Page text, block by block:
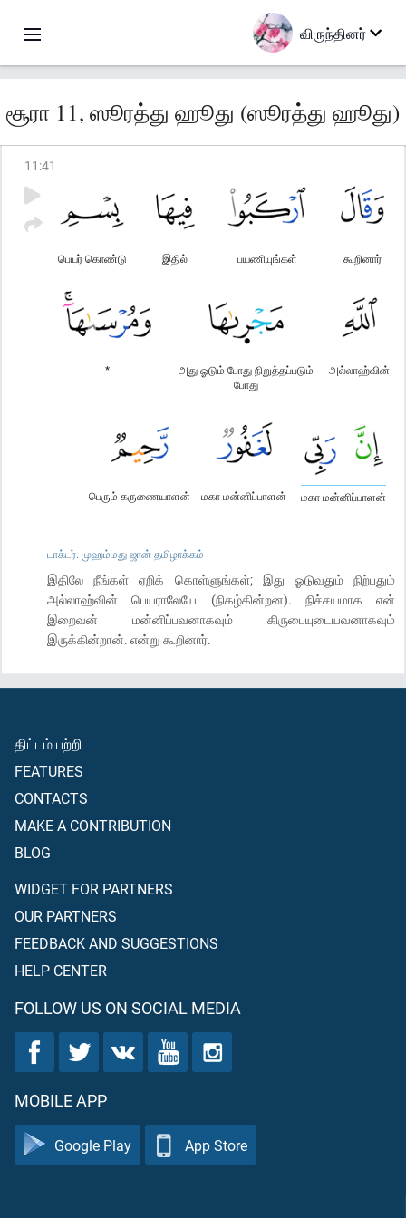
விருந்தினர்
சூரா 11, ஸூரத்து ஹூது (ஸூரத்து ஹூது)
11 :41
கூறினார்
பயணியுங்கள்
இதில்
பெயர் கொண்டு
அல்லாஹ்வின்
அது ஓடும் போது நிறுத்தப்படும்
போது
*
மகா மன்னிப்பாளன்
மகா மன்னிப்பாளன்
பெரும் கருணையாளன்
டாக்டர். முஹம்மது ஜான் தமிழாக்கம்
இதிலே நீங்கள் ஏறிக் கொள்ளுங்கள்; இது ஓடுவதும் நிற்பதும்
அல்லாஹ்வின் பெயராலேயே (நிகழ்கின்றன). நிச்சயமாக என்
இறைவன் மன்னிப்பவனாகவும் கிருபையுடையவனாகவும்
இருக்கின்றான். என்று கூறினார்.
திட்டம் பற்றி
FEATURES
CONTACTS
MAKE A CONTRIBUTION
BLOG
WIDGET FOR PARTNERS
OUR PARTNERS
FEEDBACK AND SUGGESTIONS
HELP CENTER
FOLLOW US ON SOCIAL MEDIA
MOBILE APP
Google Play App Store